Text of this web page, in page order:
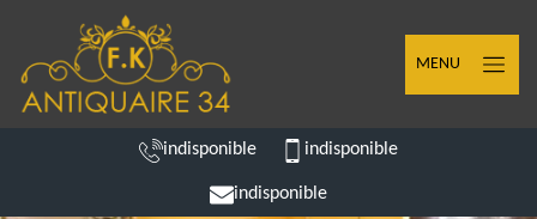
MENU
indisponible indisponible
indisponible